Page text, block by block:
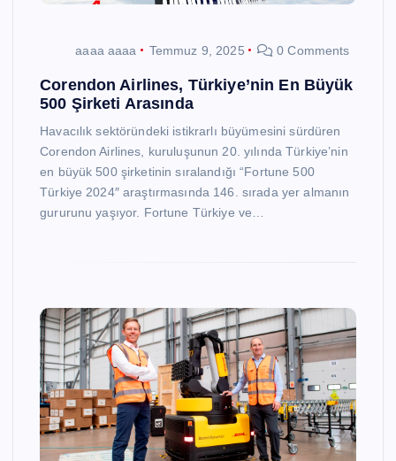
aaaa aaaa Temmuz 9, 2025 0 Comments
Corendon Airlines, Türkiye’nin En Büyük
500 Şirketi Arasında
Havacılık sektöründeki istikrarlı büyümesini sürdüren
Corendon Airlines, kuruluşunun 20. yılında Türkiye’nin
en büyük 500 şirketinin sıralandığı “Fortune 500
Türkiye 2024″ araştırmasında 146. sırada yer almanın
gururunu yaşıyor. Fortune Türkiye ve…